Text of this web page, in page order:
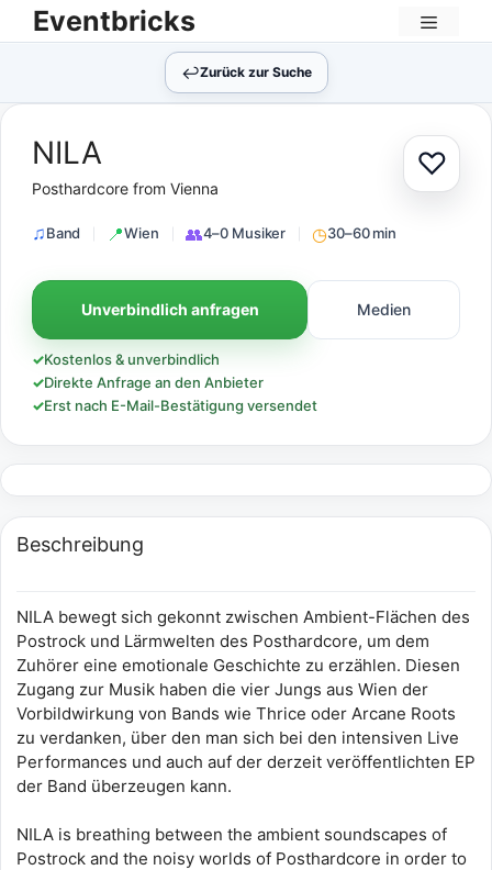
Zum
Inhalt
Eventbricks
Menü
↩︎Zurück zur Suche
♡Zur
NILA
Posthardcore from Vienna
Band Wien 4–0 Musiker 30–60 min
Unverbindlich anfragen Medien
✓Kostenlos & unverbindlich
✓Direkte Anfrage an den Anbieter
✓Erst nach E-Mail-Bestätigung versendet
Beschreibung
NILA bewegt sich gekonnt zwischen Ambient-Flächen des
Postrock und Lärmwelten des Posthardcore, um dem
Zuhörer eine emotionale Geschichte zu erzählen. Diesen
Zugang zur Musik haben die vier Jungs aus Wien der
Vorbildwirkung von Bands wie Thrice oder Arcane Roots
zu verdanken, über den man sich bei den intensiven Live
Performances und auch auf der derzeit veröffentlichten EP
der Band überzeugen kann.
NILA is breathing between the ambient soundscapes of
Postrock and the noisy worlds of Posthardcore in order to